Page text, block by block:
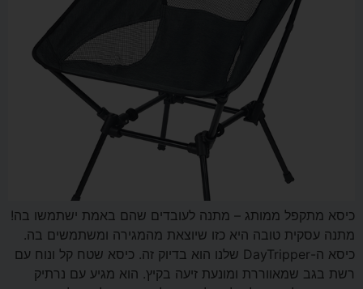
כיסא מתקפל ממותג – מתנה לעובדים שהם באמת ישתמשו בה!
מתנה עסקית טובה היא כזו שיוצאת מהמגירה ומשתמשים בה.
כיסא ה-DayTripper שלנו הוא בדיוק זה. כיסא שטח קל ונוח עם
רשת בגב שמאווררת ומונעת זיעה בקיץ. הוא מגיע עם נרתיק